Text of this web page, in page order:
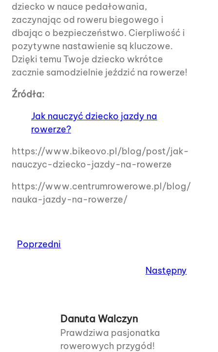
dziecko w nauce pedałowania,
zaczynając od roweru biegowego i
dbając o bezpieczeństwo. Cierpliwość i
pozytywne nastawienie są kluczowe.
Dzięki temu Twoje dziecko wkrótce
zacznie samodzielnie jeździć na rowerze!
Źródła:
Jak nauczyć dziecko jazdy na
rowerze?
https://www.bikeovo.pl/blog/post/jak-
nauczyc-dziecko-jazdy-na-rowerze
https://www.centrumrowerowe.pl/blog/
nauka-jazdy-na-rowerze/
Poprzedni
Następny
Danuta Walczyn
Prawdziwa pasjonatka
rowerowych przygód!